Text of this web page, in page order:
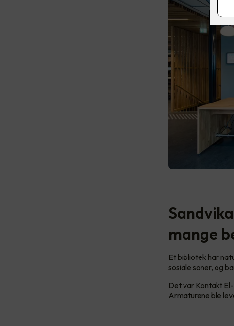
mange
Et bibliotek har
sosiale soner, og
Det var Kontakt
Armaturene ble